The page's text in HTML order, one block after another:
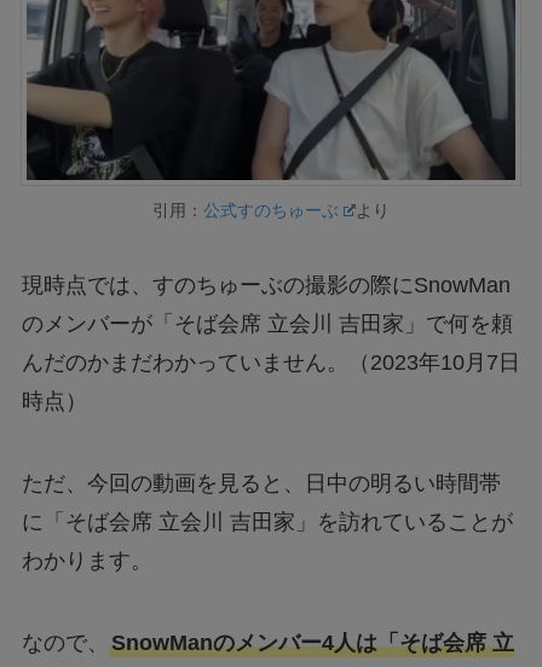
引用： 公式すのちゅーぶ より
現時点では、すのちゅーぶの撮影の際にSnowMan
のメンバーが「そば会席 立会川 吉田家」で何を頼
んだのかまだわかっていません。（2023年10月7日
時点）
ただ、今回の動画を見ると、日中の明るい時間帯
に「そば会席 立会川 吉田家」を訪れていることが
わかります。
なので、 SnowManのメンバー4人は「そば会席 立